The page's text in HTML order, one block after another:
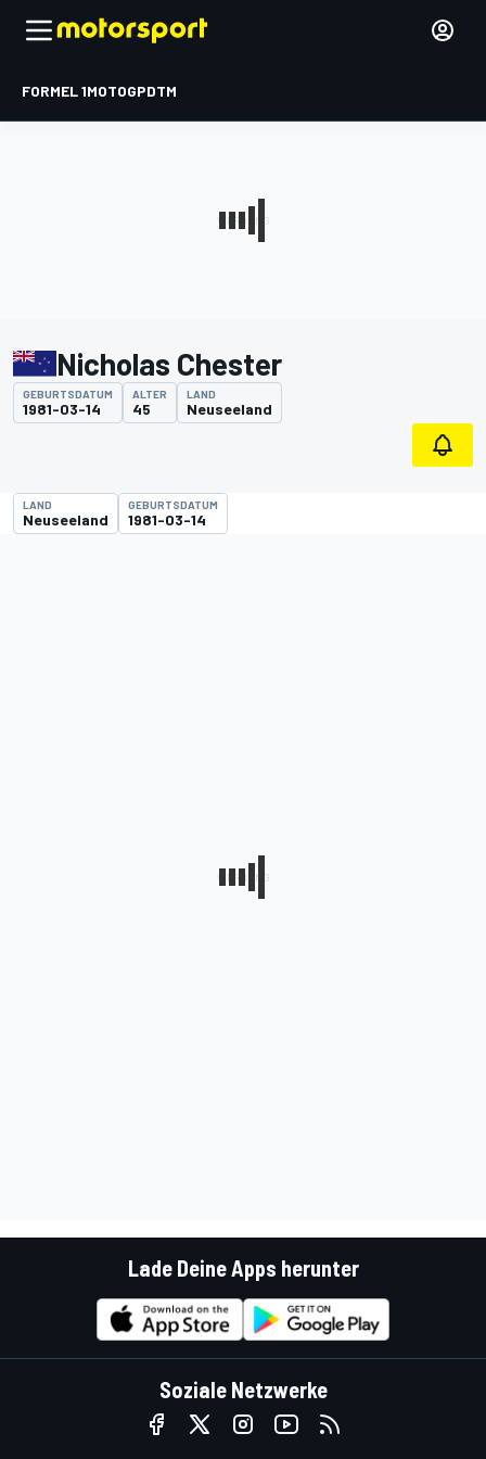
FORMEL 1MOTOGPDTM
Nicholas Chester
GEBURTSDATUM
1981-03-14
ALTER
45
LAND
Neuseeland
LAND
Neuseeland
GEBURTSDATUM
1981-03-14
Lade Deine Apps herunter
Soziale Netzwerke